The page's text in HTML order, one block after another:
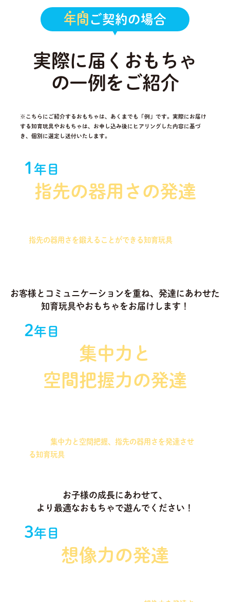
年間 ご契約の場合
実際に届くおもちゃ
の一例をご紹介
※こちらにご紹介するおもちゃは、あくまでも「例」です。実際にお届け
する知育玩具やおもちゃは、
お申し込み後にヒアリングした内容に基づ
き、個別に選定し送付いたします。
1 年目
指先の器用さの発達
指先の器用さを鍛えることができる知育玩具
お客様とコミュニケーションを重ね、発達にあわせた
知育玩具やおもちゃをお届けします！
2年目
集中力と
空間把握力の発達
集中力と空間把握、指先の器用さを発達させ
る知育玩具
お子様の成長にあわせて、
より最適なおもちゃで遊んでください！
3年目
想像力の発達